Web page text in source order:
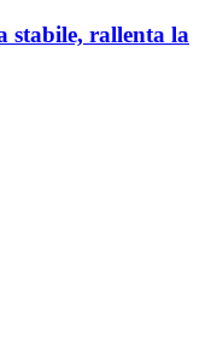
stabile, rallenta la